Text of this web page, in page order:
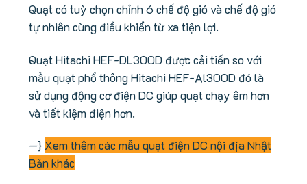
Quạt có tuỳ chọn chỉnh 6 chế độ gió và chế độ gió
tự nhiên cùng điều khiển từ xa tiện lợi.
Quạt Hitachi HEF-DL300D được cải tiến so với
mẫu quạt phổ thông Hitachi HEF-Al300D đó là
sử dụng động cơ điện DC giúp quạt chạy êm hơn
và tiết kiệm điện hơn.
—} Xem thêm các mẫu quạt điện DC nội địa Nhật
Bản khác